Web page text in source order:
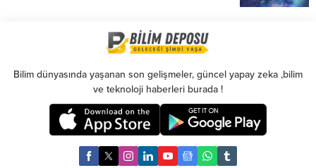
Bilim dünyasında yaşanan son gelişmeler, güncel yapay zeka ,bilim
ve teknoloji haberleri burada !